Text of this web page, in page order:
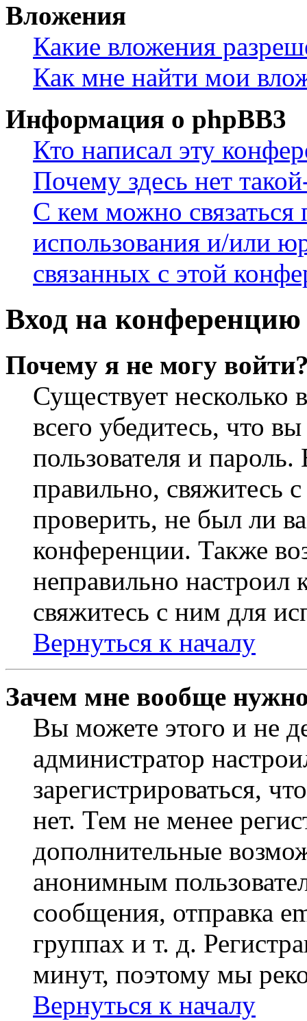
Вложения
Какие вложения
Как мне найти мои
Информация о phpBB3
Кто написал эту
Почему здесь нет
С кем можно связаться
использования и/или
связанных с этой
Вход на конференцию
Почему я не могу
Существует
всего убедитесь, что
пользователя и
правильно, свяжитесь
проверить, не был ли
конференции. Также
неправильно
свяжитесь с ним для
Вернуться к началу
Зачем мне вообще
Вы можете этого и не
администратор
зарегистрироваться,
нет. Тем не менее
дополнительные
анонимным
сообщения, отправка
группах и т. д.
минут, поэтому мы
Вернуться к началу